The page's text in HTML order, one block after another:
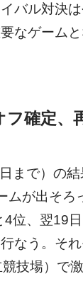
バル対決
なゲームと
フ確定、
まで）の
ムが出そろ
4位、翌19
なう。そ
技場）で